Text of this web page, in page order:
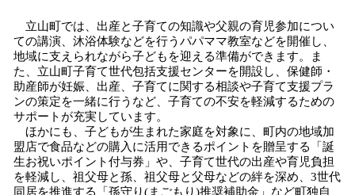
立山町では、出産と子育ての知識や父親の育児参加につい
ての講演、沐浴体験などを行うパパママ教室などを開催し、
地域に支えられながら子どもを迎える準備ができます。ま
た、立山町子育て世代包括支援センターを開設し、保健師・
助産師が妊娠、出産、子育てに関する相談や子育て支援プラ
ンの策定を一緒に行うなど、子育ての不安を軽減するための
サポートが充実しています。
ほかにも、子どもが生まれた家庭を対象に、町内の地域加
盟店で食品などの購入に活用できるポイントを贈呈する「誕
生お祝いポイント付与券」や、子育て世代の出産や育児負担
を軽減し、祖父母と孫、祖父母と父母などの絆を深め、3世代
同居を推進する「孫守り(まごもり)推奨補助金」など町独自